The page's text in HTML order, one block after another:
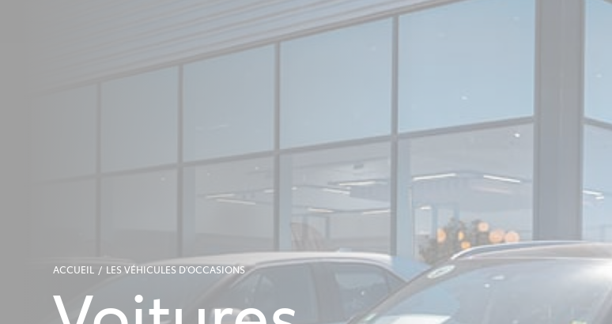
ACCUEIL LES VÉHICULES D'OCCASIONS